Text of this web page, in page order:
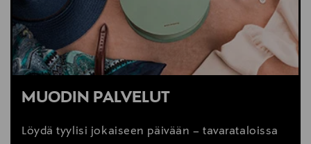
MUODIN PALVELUT
Löydä tyylisi jokaiseen päivään – tavarataloissa